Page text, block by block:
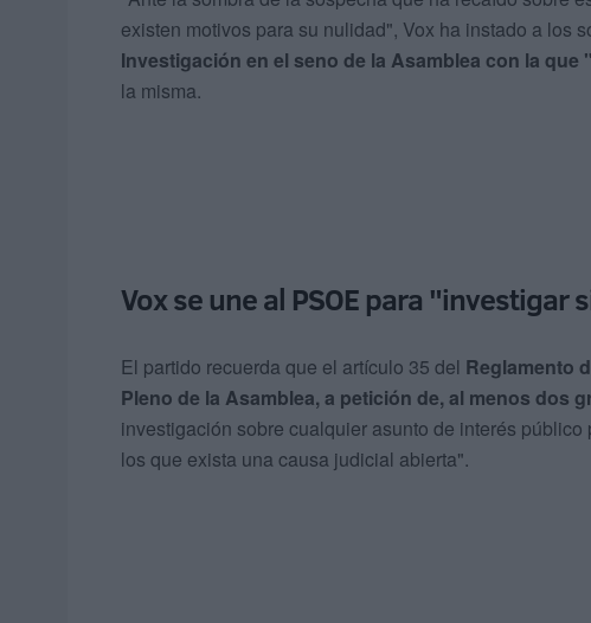
existen motivos para su nulidad", Vox ha instado a los
Investigación en el seno de la Asamblea con la que
la misma.
Vox se une al PSOE para
El partido recuerda que el artículo 35 del Reglamento
Pleno de la Asamblea, a petición de, al menos dos
investigación sobre cualquier asunto de interés
los que exista una causa judicial abierta".